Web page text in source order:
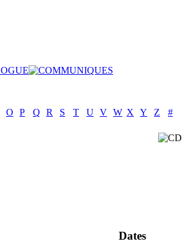
O P Q R S T U V W X Y Z #
Dates